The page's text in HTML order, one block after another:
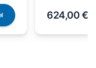
624,00 €